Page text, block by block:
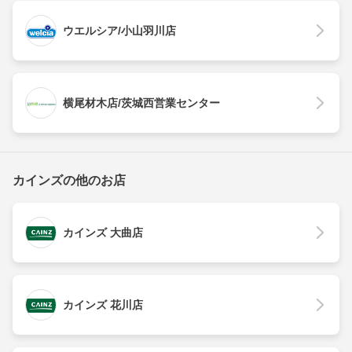
ウエルシア/小山羽川店
横尾材木店/茨城西営業センター
カインズの他のお店
カインズ 大曲店
カインズ 花川店